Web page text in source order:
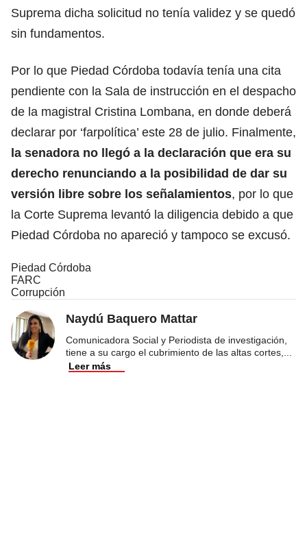
Suprema dicha solicitud no tenía validez y se quedó
sin fundamentos.
Por lo que Piedad Córdoba todavía tenía una cita
pendiente con la Sala de instrucción en el despacho
de la magistral Cristina Lombana, en donde deberá
declarar por ‘farpolítica’ este 28 de julio. Finalmente,
la senadora no llegó a la declaración que era su
derecho renunciando a la posibilidad de dar su
versión libre sobre los señalamientos, por lo que
la Corte Suprema levantó la diligencia debido a que
Piedad Córdoba no apareció y tampoco se excusó.
Piedad Córdoba
FARC
Corrupción
Naydú Baquero Mattar
Comunicadora Social y Periodista de investigación,
tiene a su cargo el cubrimiento de las altas cortes,
Leer más